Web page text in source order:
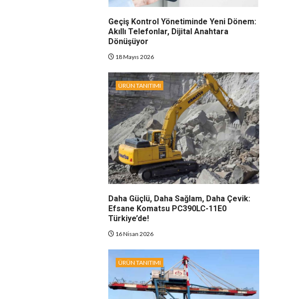
Geçiş Kontrol Yönetiminde Yeni Dönem:
Akıllı Telefonlar, Dijital Anahtara
Dönüşüyor
18 Mayıs 2026
ÜRÜN TANITIMI
Daha Güçlü, Daha Sağlam, Daha Çevik:
Efsane Komatsu PC390LC-11E0
Türkiye’de!
16 Nisan 2026
ÜRÜN TANITIMI